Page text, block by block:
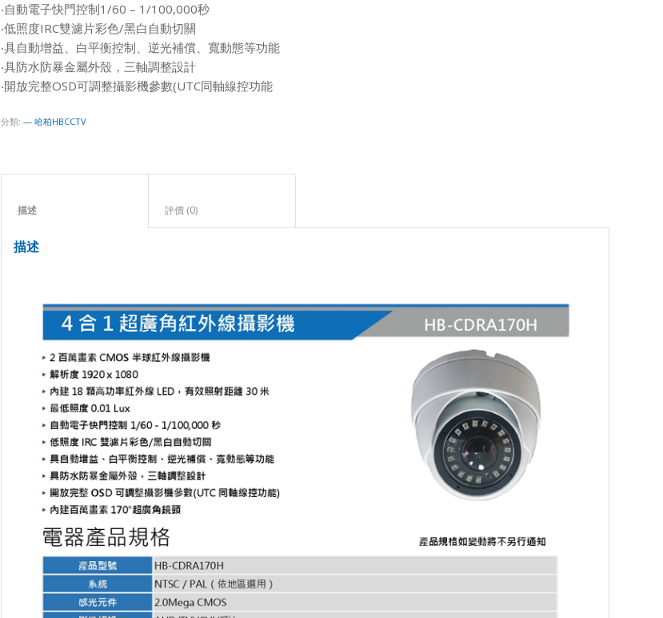
‧自動電子快門控制1/60 – 1/100,000秒
‧低照度IRC雙濾片彩色/黑白自動切關
‧具自動增益、白平衡控制、逆光補償、寬動態等功能
‧具防水防暴金屬外殼，三軸調整設計
‧開放完整OSD可調整攝影機參數(UTC同軸線控功能
分類:— 哈柏HBCCTV
描述